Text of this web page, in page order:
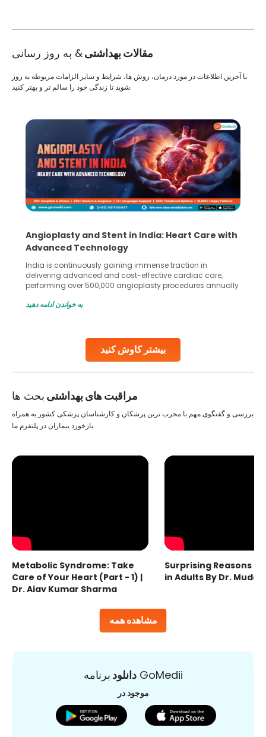
مقالات بهداشتی& به روز رسانی
بیشتر کاوش کنید
با آخرین اطلاعات در مورد درمان، روش ها، شرایط و سایر الزامات مربوطه به روز
شوید تا زندگی خود را سالم تر و بهتر کنید.
5 Essential Steps for Effective Human Sperm
Collection and Processing Methods
Human sperm collection and processing are critical steps
in advanced reproductive techniques like In Vitro
Fertilization (IVF) and intrauterine insemination (IUI). These
challenges and help couples achieve their dream of
collected, they process the
به خواندن ادامه دهید
مراقبت های بهداشتی بحث ها
مشاهده همه
بررسی و گفتگوی مهم با مجرب ترین پزشکان و کارشناسان پزشکی کشور به همراه
بازخورد بیماران در پلتفرم ما.
Metabolic Syndrome: Take
Care of Your Heart (Part - 1) |
Dr. Ajay Kumar Sharma
Surprising Reasons
in Adults By Dr.
دانلودبرنامه GoMedii
موجود در